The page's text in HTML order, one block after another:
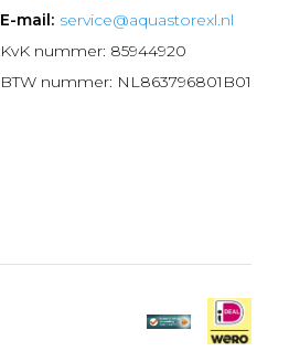
E-mail: service@aquastorexl.nl
KvK nummer: 85944920
BTW nummer: NL863796801B01